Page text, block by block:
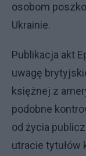
osobom
Ukrainie.
Publikacja akt
uwagę
księżnej z
podobne
od życia
utracie